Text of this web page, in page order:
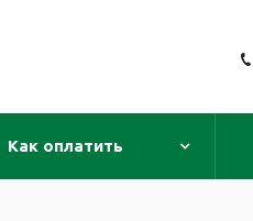
Как оплатить